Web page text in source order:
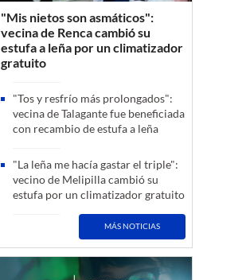
"Mis nietos son asmáticos":
vecina de Renca cambió su
estufa a leña por un climatizador
gratuito
"Tos y resfrío más prolongados":
vecina de Talagante fue beneficiada
con recambio de estufa a leña
"La leña me hacía gastar el triple":
vecino de Melipilla cambió su
estufa por un climatizador gratuito
MÁS NOTICIAS